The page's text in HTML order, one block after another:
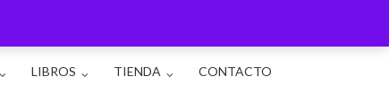
LIBROS TIENDA CONTACTO